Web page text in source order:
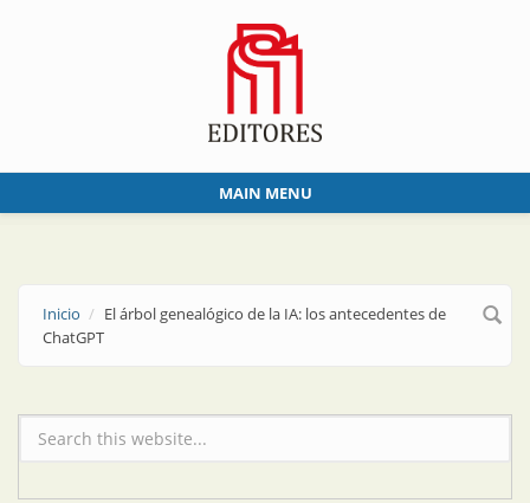
MAIN MENU
Inicio
El árbol genealógico de la IA: los antecedentes de
ChatGPT
Formulario de búsqueda